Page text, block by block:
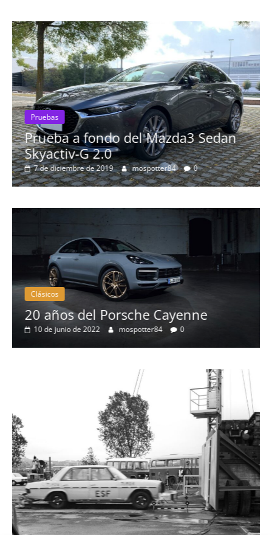
Pruebas
Probamos el Audi Q8 50 TDI: el
más espectacular de la marca
8 de septiembre de 2019 Nacho 0
Clásicos
50 años del BMW 1602: el primer
0
Seguridad
Llamada a revisión en varios